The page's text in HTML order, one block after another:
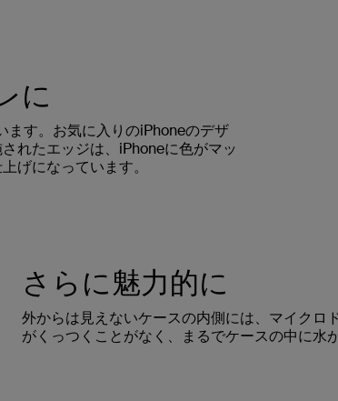
に
ます。お気に入りのiPhoneのデザ
れたエッジは、iPhoneに色がマッ
げになっています。
さらに魅力的に
外からは見えないケースの内側には、マイクロ
がくっつくことがなく、まるでケースの中に水